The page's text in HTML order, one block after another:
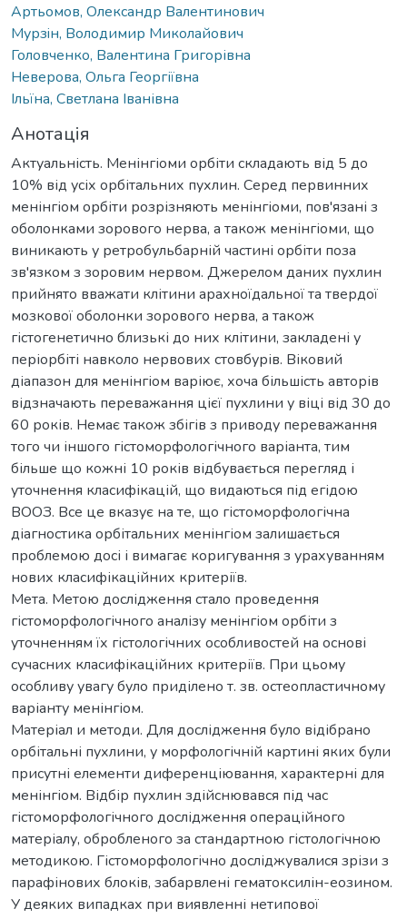
Артьомов, Олександр Валентинович
Мурзiн, Володимир Миколайович
Головченко, Валентина Григорівна
Неверова, Ольга Георгіївна
Ільїна, Светлана Іванівна
Анотація
Актуальність. Менінгіоми орбіти складають від 5 до
10% від усіх орбітальних пухлин. Серед первинних
менінгіом орбіти розрізняють менінгіоми, пов'язані з
оболонками зорового нерва, а також менінгіоми, що
виникають у ретробульбарній частині орбіти поза
зв'язком з зоровим нервом. Джерелом даних пухлин
прийнято вважати клітини арахноїдальної та твердої
мозкової оболонки зорового нерва, а також
гістогенетично близькі до них клітини, закладені у
періорбіті навколо нервових стовбурів. Віковий
діапазон для менінгіом варіює, хоча більшість авторів
відзначають переважання цієї пухлини у віці від 30 до
60 років. Немає також збігів з приводу переважання
того чи іншого гістоморфологічного варіанта, тим
більше що кожні 10 років відбувається перегляд і
уточнення класифікацій, що видаються під егідою
ВООЗ. Все це вказує на те, що гістоморфологічна
діагностика орбітальних менінгіом залишається
проблемою досі і вимагає коригування з урахуванням
нових класифікаційних критеріїв.
Мета. Метою дослідження стало проведення
гістоморфологічного аналізу менінгіом орбіти з
уточненням їх гістологічних особливостей на основі
сучасних класифікаційних критеріїв. При цьому
особливу увагу було приділено т. зв. остеопластичному
варіанту менінгіом.
Матеріал и методи. Для дослідження було відібрано
орбітальні пухлини, у морфологічній картині яких були
присутні елементи диференціювання, характерні для
менінгіом. Відбір пухлин здійснювався під час
гістоморфологічного дослідження операційного
матеріалу, обробленого за стандартною гістологічною
методикою. Гістоморфологічно досліджувалися зрізи з
парафінових блоків, забарвлені гематоксилін-еозином.
У деяких випадках при виявленні нетипової